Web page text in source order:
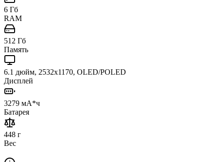
6 Гб
RAM
512 Гб
Память
6.1 дюйм, 2532x1170, OLED/POLED
Дисплей
3279 мА*ч
Батарея
448 г
Вес